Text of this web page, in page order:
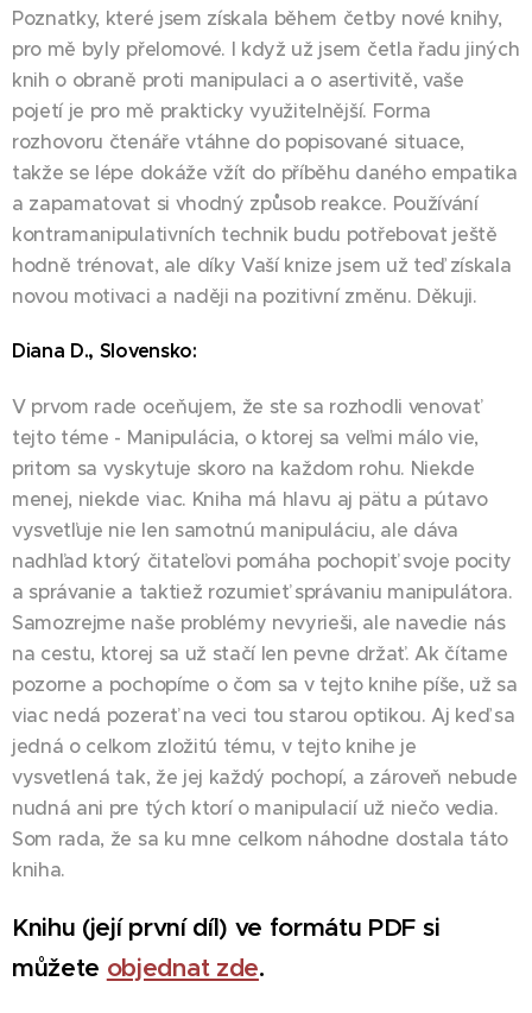
Poznatky, které jsem získala během četby nové knihy,
pro mě byly přelomové. I když už jsem četla řadu jiných
knih o obraně proti manipulaci a o asertivitě, vaše
pojetí je pro mě prakticky využitelnější. Forma
rozhovoru čtenáře vtáhne do popisované situace,
takže se lépe dokáže vžít do příběhu daného empatika
a zapamatovat si vhodný způsob reakce. Používání
kontramanipulativních technik budu potřebovat ještě
hodně trénovat, ale díky Vaší knize jsem už teď získala
novou motivaci a naději na pozitivní změnu. Děkuji.🙏
Diana D., Slovensko:
V prvom rade oceňujem, že ste sa rozhodli venovať
tejto téme - Manipulácia, o ktorej sa veľmi málo vie,
pritom sa vyskytuje skoro na každom rohu. Niekde
menej, niekde viac. Kniha má hlavu aj pätu a pútavo
vysvetľuje nie len samotnú manipuláciu, ale dáva
nadhľad ktorý čitateľovi pomáha pochopiť svoje pocity
a správanie a taktiež rozumieť správaniu manipulátora.
Samozrejme naše problémy nevyrieši, ale navedie nás
na cestu, ktorej sa už stačí len pevne držať. Ak čítame
pozorne a pochopíme o čom sa v tejto knihe píše, už sa
viac nedá pozerať na veci tou starou optikou. Aj keď sa
jedná o celkom zložitú tému, v tejto knihe je
vysvetlená tak, že jej každý pochopí, a zároveň nebude
nudná ani pre tých ktorí o manipulacií už niečo vedia.
Som rada, že sa ku mne celkom náhodne dostala táto
kniha. 📚
Knihu (její první díl) ve formátu PDF si
můžete objednat zde.